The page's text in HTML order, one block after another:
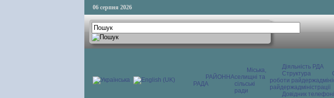
06 серпня 2026
РАЙОННА
РАДА
Міська,
селищні та
сільські
ради
Діяльність РДА
Структура
роботи
райдержадміністрації
Довідник